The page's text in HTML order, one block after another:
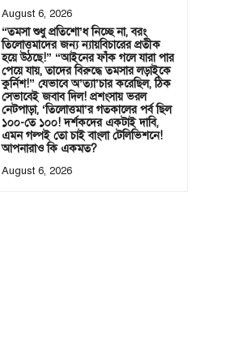
August 6, 2026
“তমসা শুধু প্রতিশো’ধ নিচ্ছে না, বরং
তিলোত্তমাদের জন্য ন্যায়বিচারের প্রতীক
হয়ে উঠছে!” “আইনের ফাঁক গলে যারা পার
পেয়ে যায়, তাদের বিরুদ্ধে তমসার লড়াইকে
কুর্নিশ!” যেভাবে অ’ত্যা’চার করেছিল, ঠিক
সেভাবেই জবাব দিল! প্রশংসায় ভরল
নেটপাড়া, ‘তিলোত্তমা’র গতকালের পর্ব ছিল
১০০-তে ১০০! দর্শকদের একটাই দাবি,
এমন গল্পই তো চাই বাংলা টেলিভিশনে!
আপনারাও কি একমত?
August 6, 2026